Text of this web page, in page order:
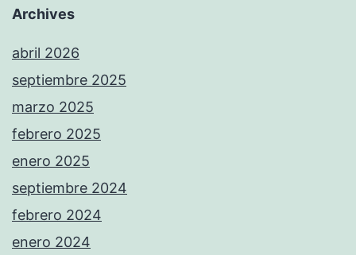
Archives
abril 2026
septiembre 2025
marzo 2025
febrero 2025
enero 2025
septiembre 2024
febrero 2024
enero 2024